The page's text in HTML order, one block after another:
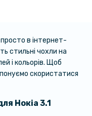
в інтернет-
стильні чохли на
і кольорів. Щоб
скористатися
Нокіа 3.1